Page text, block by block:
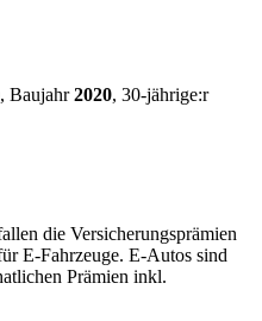
, Baujahr2020, 30-jährige:r
die Versicherungsprämien
E-Fahrzeuge. E-Autos sind
Prämien inkl.